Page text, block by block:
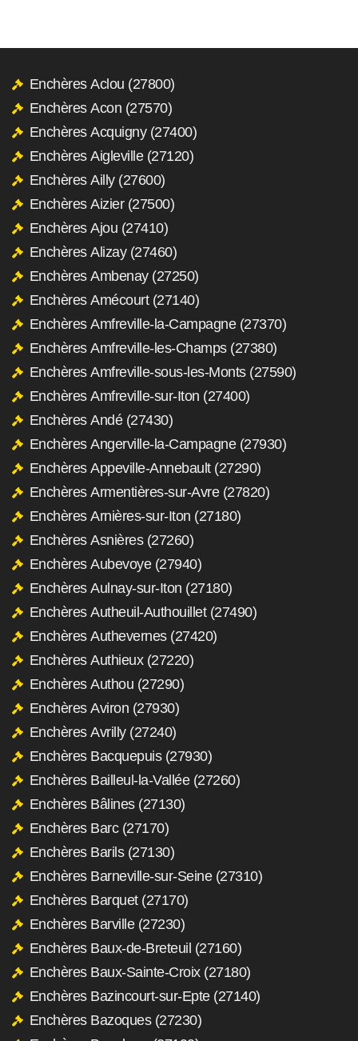
Enchères Aclou (27800)
Enchères Acon (27570)
Enchères Acquigny (27400)
Enchères Aigleville (27120)
Enchères Ailly (27600)
Enchères Aizier (27500)
Enchères Ajou (27410)
Enchères Alizay (27460)
Enchères Ambenay (27250)
Enchères Amécourt (27140)
Enchères Amfreville-la-Campagne (27370)
Enchères Amfreville-les-Champs (27380)
Enchères Amfreville-sous-les-Monts (27590)
Enchères Amfreville-sur-Iton (27400)
Enchères Andé (27430)
Enchères Angerville-la-Campagne (27930)
Enchères Appeville-Annebault (27290)
Enchères Armentières-sur-Avre (27820)
Enchères Arnières-sur-Iton (27180)
Enchères Asnières (27260)
Enchères Aubevoye (27940)
Enchères Aulnay-sur-Iton (27180)
Enchères Autheuil-Authouillet (27490)
Enchères Authevernes (27420)
Enchères Authieux (27220)
Enchères Authou (27290)
Enchères Aviron (27930)
Enchères Avrilly (27240)
Enchères Bacquepuis (27930)
Enchères Bailleul-la-Vallée (27260)
Enchères Bâlines (27130)
Enchères Barc (27170)
Enchères Barils (27130)
Enchères Barneville-sur-Seine (27310)
Enchères Barquet (27170)
Enchères Barville (27230)
Enchères Baux-de-Breteuil (27160)
Enchères Baux-Sainte-Croix (27180)
Enchères Bazincourt-sur-Epte (27140)
Enchères Bazoques (27230)